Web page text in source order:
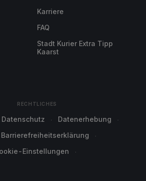
Karriere
FAQ
Stadt Kurier Extra Tipp
Kaarst
RECHTLICHES
Datenschutz
Datenerhebung
Barrierefreiheitserklärung
Einstellungen